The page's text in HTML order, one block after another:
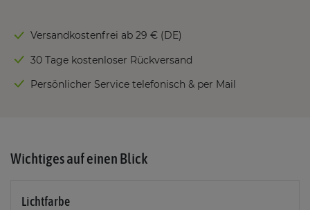
Versandkostenfrei ab 29 € (DE)
30 Tage kostenloser Rückversand
Persönlicher Service telefonisch & per Mail
Wichtiges auf einen Blick
Lichtfarbe